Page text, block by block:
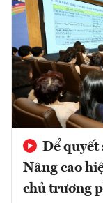
Để quyết
Nâng cao
chủ trương